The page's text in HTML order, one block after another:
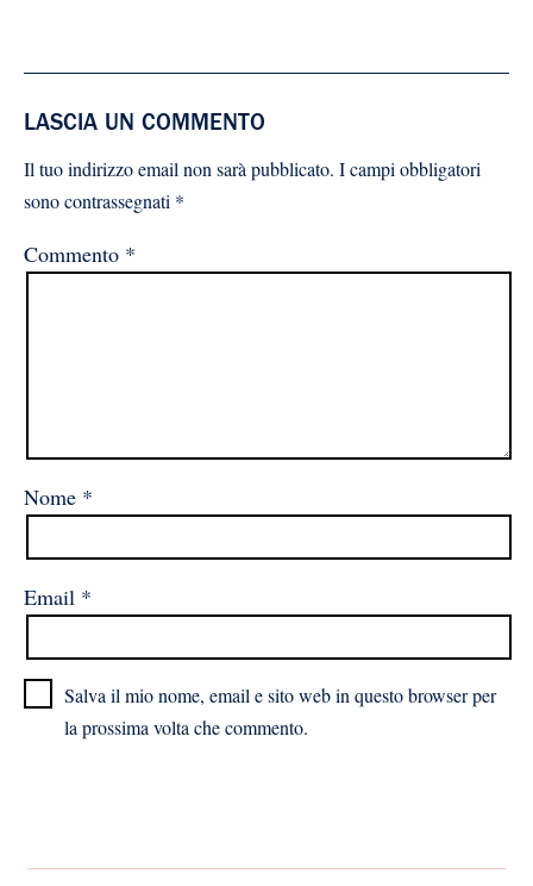
LASCIA UN COMMENTO
Il tuo indirizzo email non sarà pubblicato. I campi obbligatori
sono contrassegnati *
Commento *
Nome *
Email *
Salva il mio nome, email e sito web in questo browser per
la prossima volta che commento.